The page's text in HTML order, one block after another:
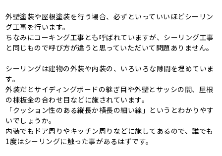
外壁塗装や屋根塗装を行う場合、必ずといっていいほどシーリン
グ工事を行います。
ちなみにコーキング工事とも呼ばれていますが、シーリング工事
と同じもので呼び方が違うと思っていただいて問題ありません。
シーリングは建物の外装や内装の、いろいろな隙間を埋めていま
す。
外装だとサイディングボードの継ぎ目や外壁とサッシの間、屋根
の棟板金の合わせ目などに施されています。
「クッション性のある縦長か横長の細い線」というとわかりやす
いでしょうか。
内装でもドア周りやキッチン周りなどに施してあるので、誰でも
1度はシーリングに触った事があるはずです。